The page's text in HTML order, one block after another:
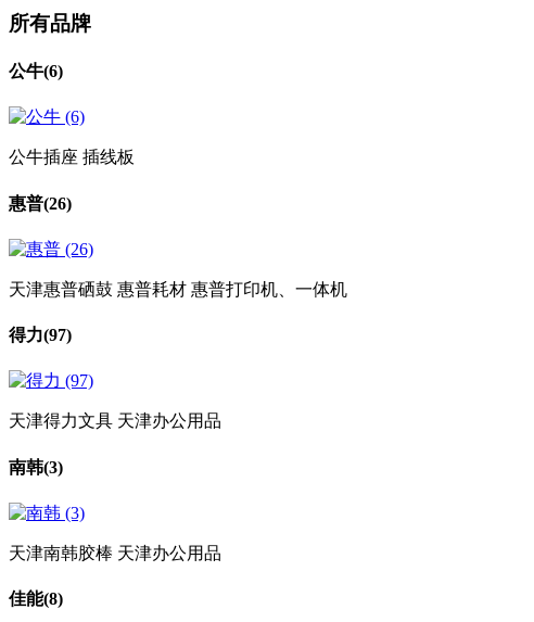
所有品牌
公牛(6)
公牛插座 插线板
惠普(26)
天津惠普硒鼓 惠普耗材 惠普打印机、一体机
得力(97)
天津得力文具 天津办公用品
南韩(3)
天津南韩胶棒 天津办公用品
佳能(8)